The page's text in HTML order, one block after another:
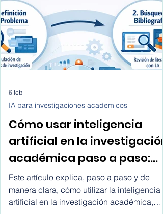
Cómo usar inteligencia
artificial en la investigación
académica paso a paso:
cómo utilizar la inteligencia
Este artículo explica, paso a paso y de
IA para investigaciones academicos